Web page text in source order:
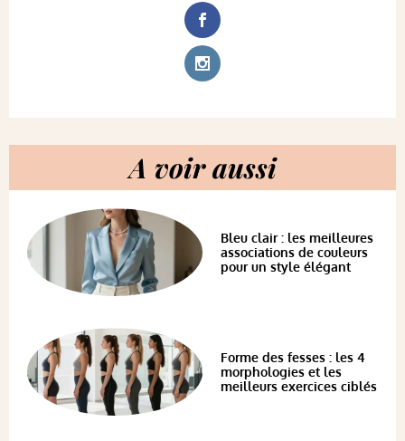
A voir aussi
Bleu clair : les meilleures
associations de couleurs
pour un style élégant
Forme des fesses : les 4
morphologies et les
meilleurs exercices ciblés